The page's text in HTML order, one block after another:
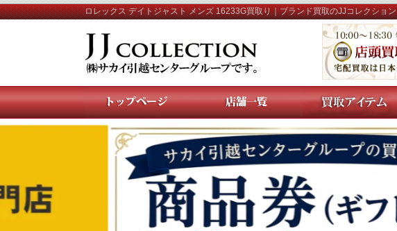
ロレックス デイトジャスト メンズ 16233G買取り｜ブランド買取のJJコレクション